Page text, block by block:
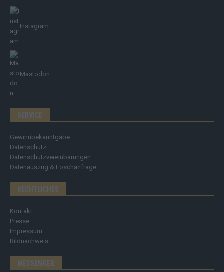
Instagram
Mastodon
SERVICE
Gewinnbekanntgabe
Datenschutz
Datenschutzvereinbarungen
Datenauszug & Löschanfrage
RECHTLICHES
Kontakt
Presse
Impressum
Bildnachweis
MESSENGER